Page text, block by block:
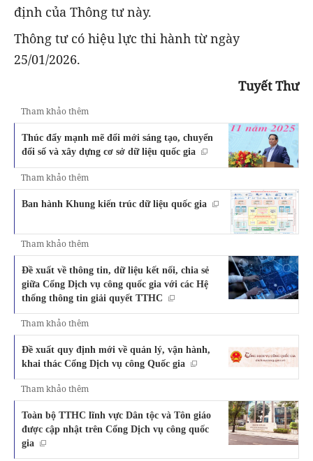
định của Thông tư này.
Thông tư có hiệu lực thi hành từ ngày
25/01/2026.
Tuyết Thư
Tham khảo thêm
Thúc đẩy mạnh mẽ đổi mới sáng tạo, chuyển
đổi số và xây dựng cơ sở dữ liệu quốc gia
Tham khảo thêm
Ban hành Khung kiến trúc dữ liệu quốc gia
Tham khảo thêm
Đề xuất về thông tin, dữ liệu kết nối, chia sẻ
giữa Cổng Dịch vụ công quốc gia với các Hệ
thống thông tin giải quyết TTHC
Tham khảo thêm
Đề xuất quy định mới về quản lý, vận hành,
khai thác Cổng Dịch vụ công Quốc gia
Tham khảo thêm
Toàn bộ TTHC lĩnh vực Dân tộc và Tôn giáo
được cập nhật trên Cổng Dịch vụ công quốc
gia